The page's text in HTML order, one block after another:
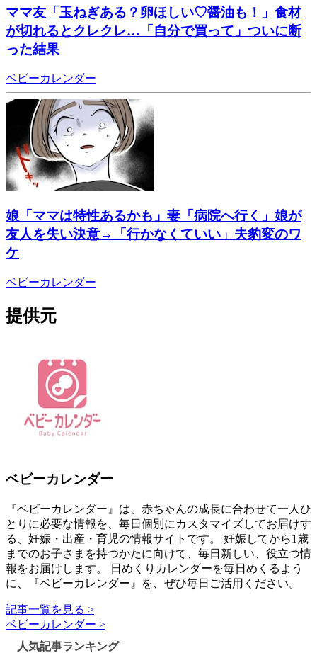
ママ友「玉ねぎある？卵ほしい♡醤油も！」食材
が切れるとクレクレ…「自分で買って」ついに断
った結果
ベビーカレンダー
娘「ママは特性あるかも」妻「病院へ行く」娘が
友人を失い決意→「行かなくていい」夫豹変のワ
ケ
ベビーカレンダー
提供元
ベビーカレンダー
『ベビーカレンダー』は、赤ちゃんの成長に合わせて一人ひ
とりに必要な情報を、毎日個別にカスタマイズしてお届けす
る、妊娠・出産・育児の情報サイトです。 妊娠してから1歳
までのお子さまを持つかたに向けて、毎日新しい、役立つ情
報をお届けします。 日めくりカレンダーを毎日めくるよう
に、『ベビーカレンダー』を、ぜひ毎日ご活用ください。
記事一覧を見る >
ベビーカレンダー >
人気記事ランキング